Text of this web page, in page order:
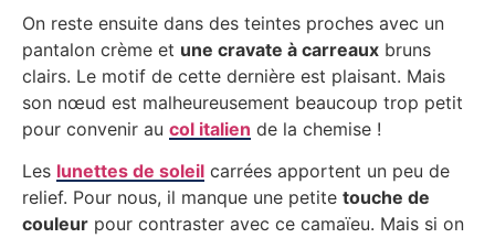
On reste ensuite dans des teintes proches avec un
pantalon crème et une cravate à carreaux bruns
clairs. Le motif de cette dernière est plaisant. Mais
son nœud est malheureusement beaucoup trop petit
pour convenir au col italien de la chemise !
Les lunettes de soleil carrées apportent un peu de
relief. Pour nous, il manque une petite touche de
couleur pour contraster avec ce camaïeu. Mais si on